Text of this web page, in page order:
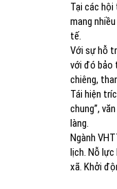
Tại các
mang
tế.
Với sự hỗ
với đó bảo
chiêng,
Tái hiện
chung’’,
làng.
Ngành
lịch. Nỗ
xã. Khởi